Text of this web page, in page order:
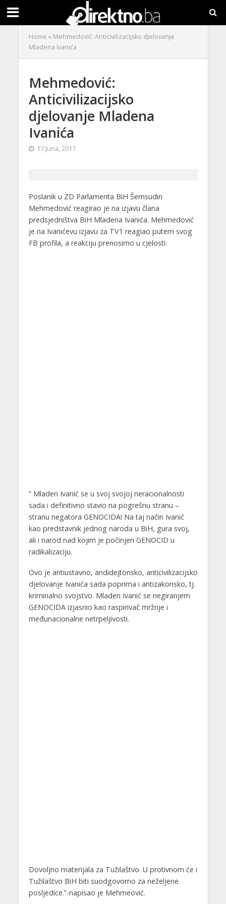
Home » Mehmedović: Anticivilizacijsko djelovanje
Mladena Ivanića
Mehmedović:
Anticivilizacijsko
djelovanje Mladena
Ivanića
17 Juna, 2017
Poslanik u ZD Parlamenta BiH Šemsudin
Mehmedović reagirao je na izjavu člana
predsjedništva BiH Mladena Ivanića. Mehmedović
je na Ivanićevu izjavu za TV1 reagiao putem svog
FB profila, a reakciju prenosimo u cjelosti:
” Mladen Ivanić se u svoj svojoj neracionalnosti
sada i definitivno stavio na pogrešnu stranu –
stranu negatora GENOCIDA! Na taj način Ivanić
kao predstavnik jednog naroda u BiH, gura svoj,
ali i narod nad kojim je počinjen GENOCID u
radikalizaciju.
Ovo je antiustavno, andidejtonsko, anticivilizacijsko
djelovanje Ivanića sada poprima i antizakonsko, tj.
kriminalno svojstvo. Mladen Ivanić se negiranjem
GENOCIDA izjasnio kao raspirivač mržnje i
međunacionalne netrpeljivosti.
Dovoljno materijala za Tužilaštvo. U protivnom će i
Tužilaštvo BiH biti suodgovorno za neželjene
posljedice.”-napisao je Mehmeović.